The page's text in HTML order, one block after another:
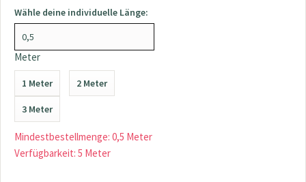
Wähle deine individuelle Länge:
Meter
1 Meter 2 Meter
3 Meter
Mindestbestellmenge: 0,5 Meter
Verfügbarkeit: 5 Meter